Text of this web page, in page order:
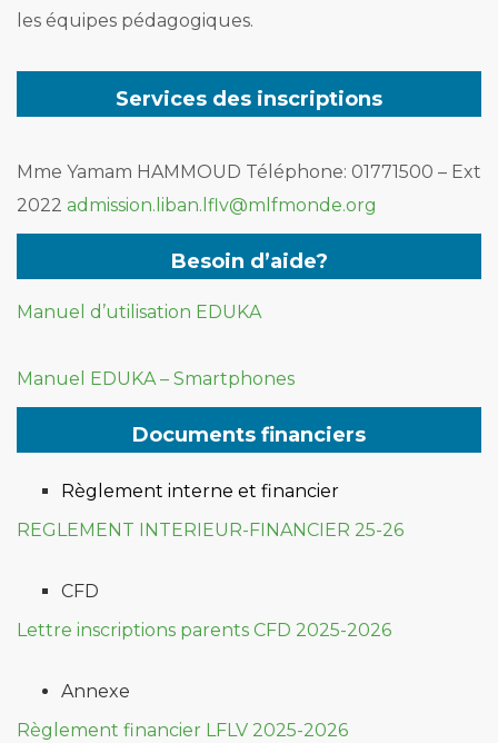
les équipes pédagogiques.
Services des inscriptions
Mme Yamam HAMMOUD Téléphone: 01771500 – Ext
2022 admission.liban.lflv@mlfmonde.org
Besoin d’aide?
Manuel d’utilisation EDUKA
Manuel EDUKA – Smartphones
Documents financiers
Règlement interne et financier
REGLEMENT INTERIEUR-FINANCIER 25-26
CFD
Lettre inscriptions parents CFD 2025-2026
Annexe
Règlement financier LFLV 2025-2026